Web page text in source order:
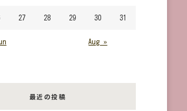
Aug »
27 28 29 30 31
最近の投稿